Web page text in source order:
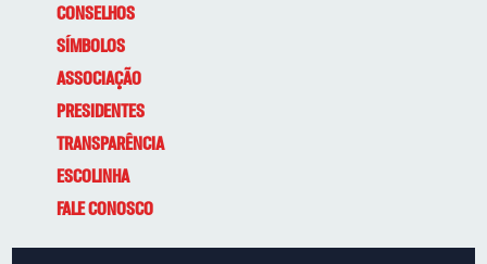
CONSELHOS
SÍMBOLOS
ASSOCIAÇÃO
PRESIDENTES
TRANSPARÊNCIA
ESCOLINHA
FALE CONOSCO